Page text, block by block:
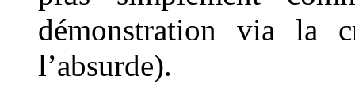
démonstration via la
l’absurde).